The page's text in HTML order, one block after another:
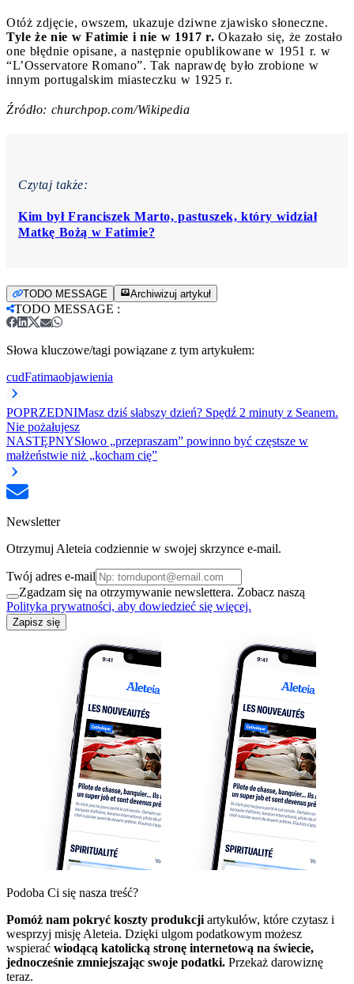
Otóż zdjęcie, owszem, ukazuje dziwne zjawisko słoneczne.
Tyle że nie w Fatimie i nie w 1917 r. Okazało się, że zostało
one błędnie opisane, a następnie opublikowane w 1951 r. w
“L’Osservatore Romano”. Tak naprawdę było zrobione w
innym portugalskim miasteczku w 1925 r.
Źródło: churchpop.com/Wikipedia
Czytaj także:
Kim był Franciszek Marto, pastuszek, który widział
Matkę Bożą w Fatimie?
TODO MESSAGE Archiwizuj artykuł
TODO MESSAGE :
Słowa kluczowe/tagi powiązane z tym artykułem:
cudFatimaobjawienia
POPRZEDNIMasz dziś słabszy dzień? Spędź 2 minuty z Seanem.
Nie pożałujesz
NASTĘPNYSłowo „przepraszam” powinno być częstsze w
małżeństwie niż „kocham cię”
Newsletter
Otrzymuj Aleteia codziennie w swojej skrzynce e-mail.
Twój adres e-mail
Zgadzam się na otrzymywanie newslettera. Zobacz naszą
Polityka prywatności, aby dowiedzieć się więcej.
Zapisz się
Podoba Ci się nasza treść?
Pomóż nam pokryć koszty produkcji artykułów, które czytasz i
wesprzyj misję Aleteia. Dzięki ulgom podatkowym możesz
wspierać wiodącą katolicką stronę internetową na świecie,
jednocześnie zmniejszając swoje podatki. Przekaż darowiznę
teraz.